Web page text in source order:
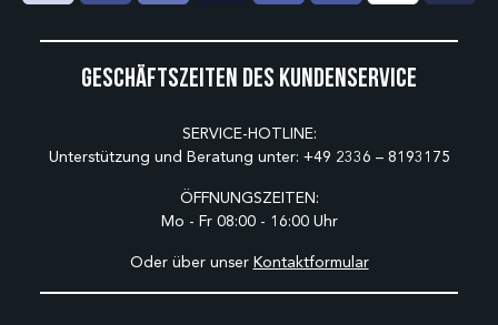
Geschäftszeiten des Kundenservice
SERVICE-HOTLINE:
Unterstützung und Beratung unter: +49 2336 – 8193175
ÖFFNUNGSZEITEN:
Mo - Fr 08:00 - 16:00 Uhr
Oder über unser Kontaktformular